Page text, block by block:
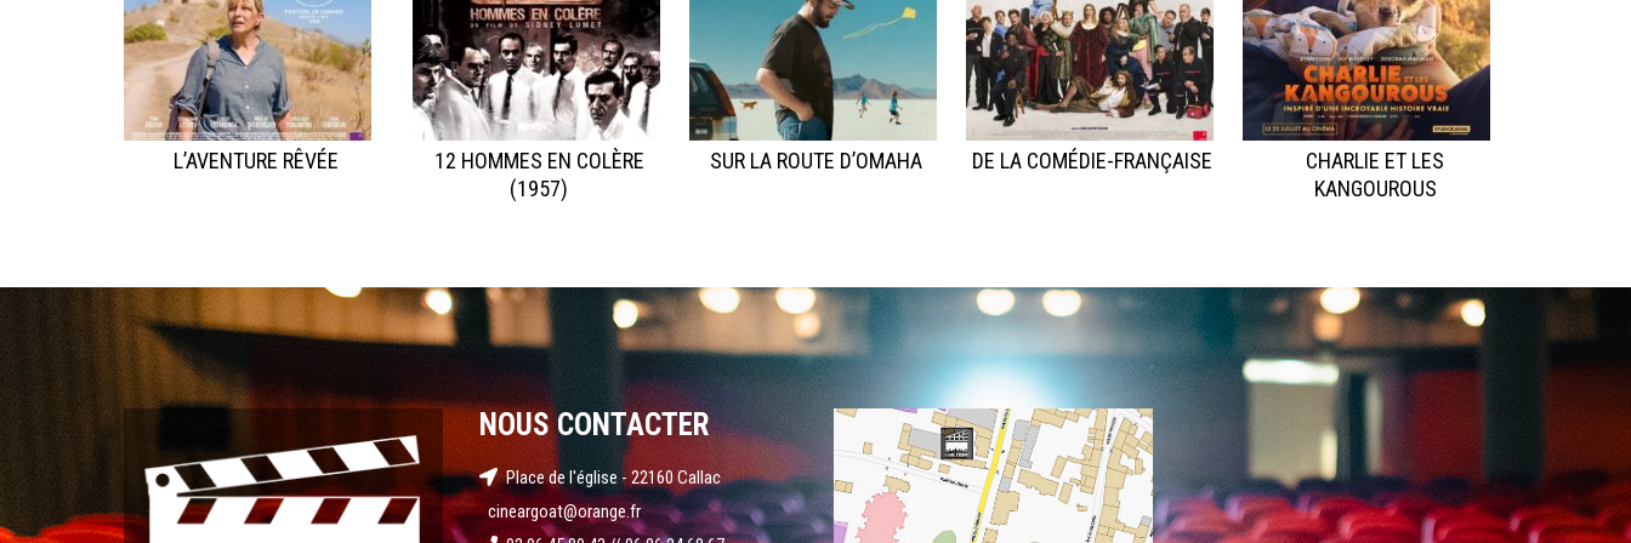
L’AVENTURE RÊVÉE
12 HOMMES EN COLÈRE
(1957)
SUR LA ROUTE D’OMAHA DE LA COMÉDIE-FRANÇAISE
CHARLIE ET LES
KANGOUROUS
NOUS CONTACTER
Place de l'église - 22160 Callac
cineargoat@orange.fr